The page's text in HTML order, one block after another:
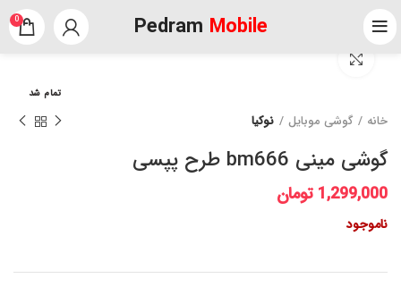
Pedram Mobile
0
تمام شد
خانه گوشی موبایل نوکیا
گوشی مینی bm666 طرح پپسی
1,299,000 تومان
ناموجود